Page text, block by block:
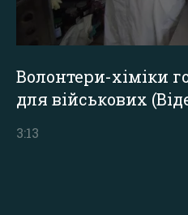
Волонтери-хіміки
для військових
3:13